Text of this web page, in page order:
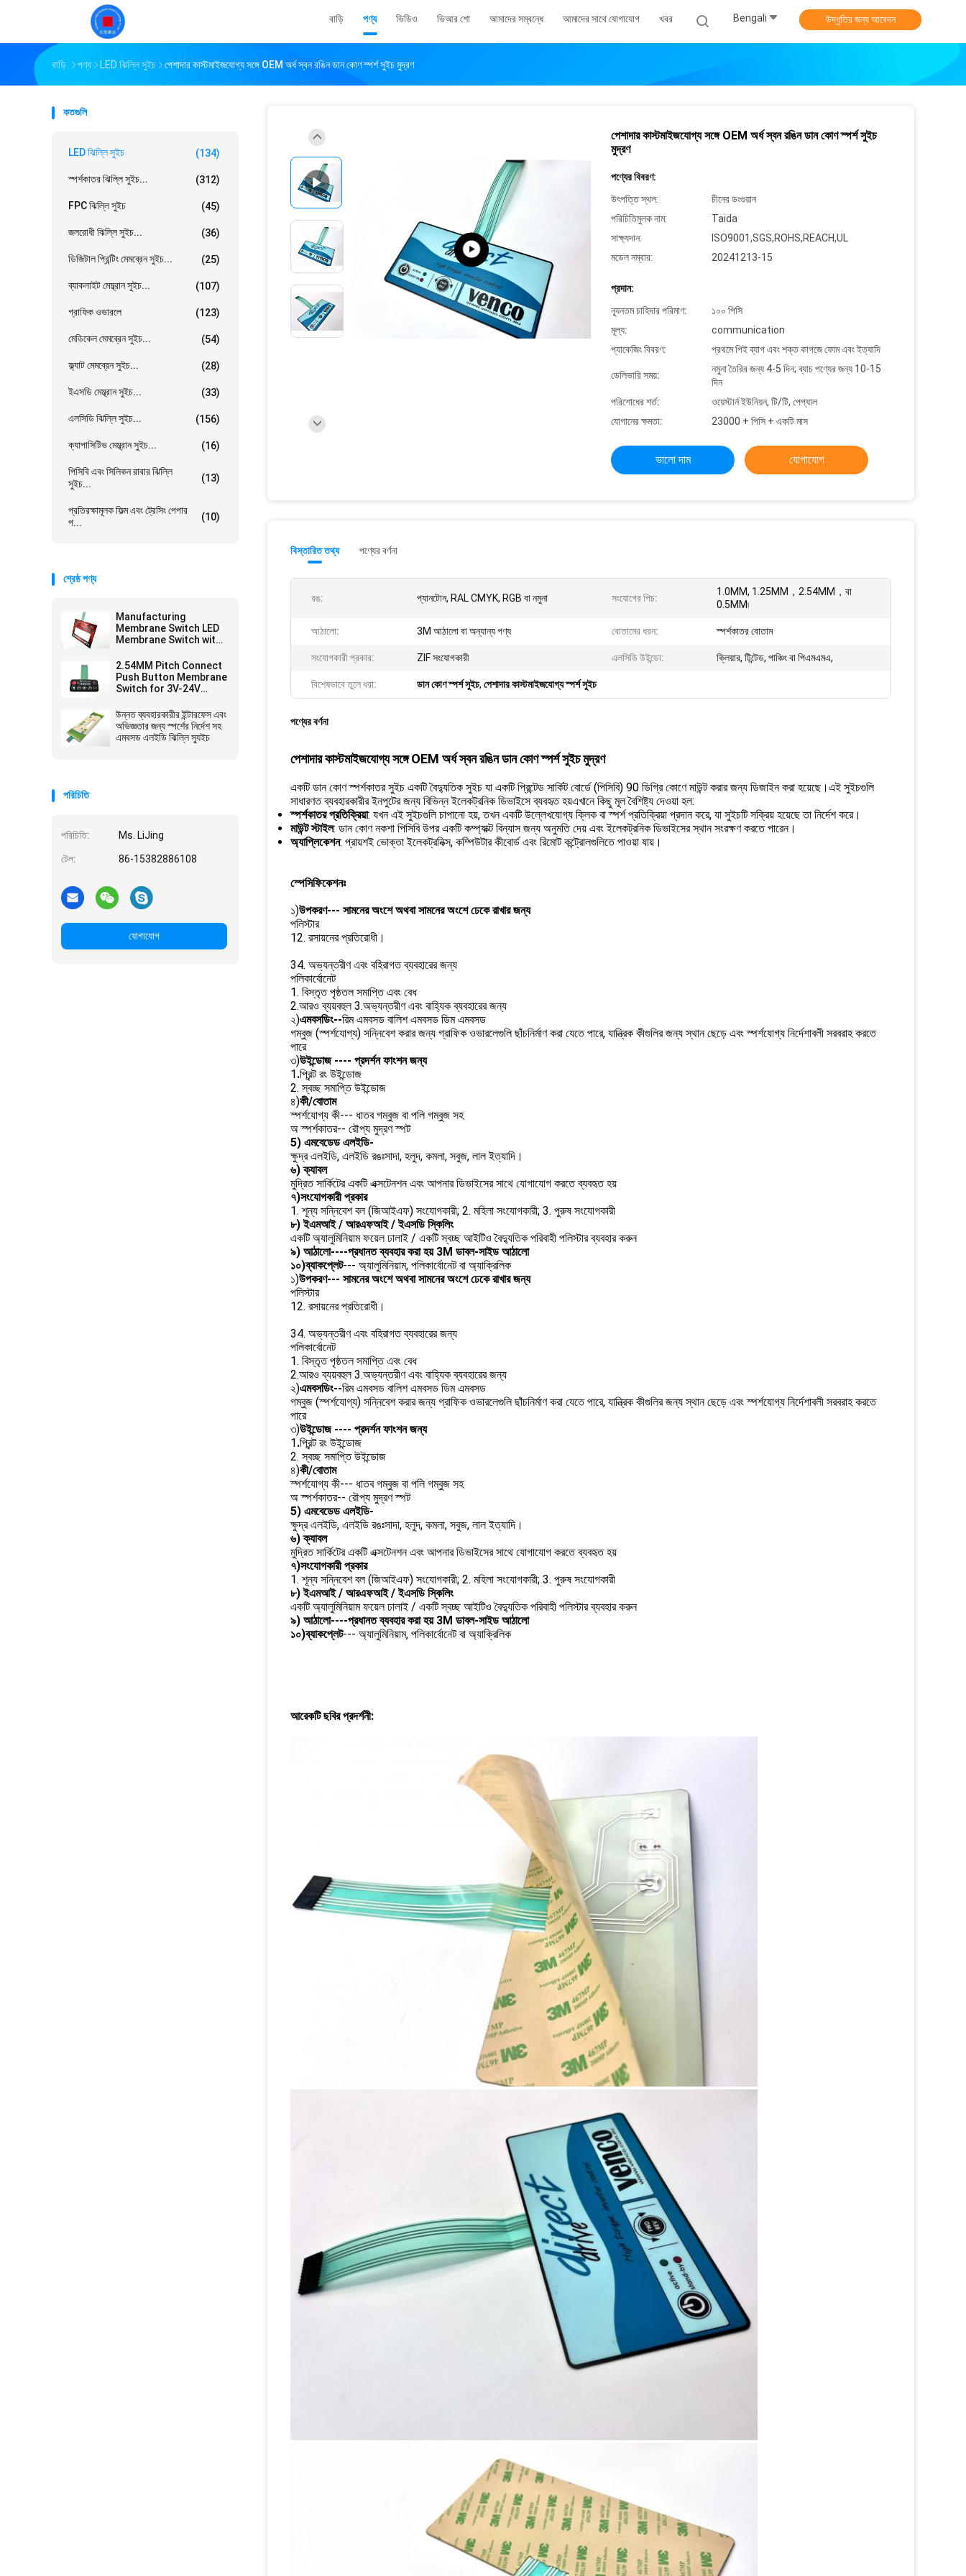
বাড়ি পণ্য ভিডিও ভিআর শো আমাদের সম্বন্ধে আমাদের সাথে যোগাযোগ খবর Bengali উদ্ধৃতির জন্য আবেদন
বাড়ি পণ্য LED ঝিল্লি সুইচ পেশাদার কাস্টমাইজযোগ্য সঙ্গে OEM অর্ধ স্বন রঙিন ডান কোণ স্পর্শ সুইচ মুদ্রণ
কতগুলি
LED ঝিল্লি সুইচ (134)
স্পর্শকাতর ঝিল্লি সুইচ... (312)
FPC ঝিল্লি সুইচ (45)
জলরোধী ঝিল্লি সুইচ... (36)
ডিজিটাল প্রিন্টিং মেমব্রেন সুইচ... (25)
ব্যাকলাইট মেম্ব্রান সুইচ... (107)
গ্রাফিক ওভারলে (123)
মেডিকেল মেমব্রেন সুইচ... (54)
ফ্ল্যাট মেমব্রেন সুইচ... (28)
ইএসডি মেম্ব্রান সুইচ... (33)
এলসিডি ঝিল্লি সুইচ... (156)
ক্যাপাসিটিভ মেম্ব্রান সুইচ... (16)
পিসিবি এবং সিলিকন রাবার ঝিল্লি
সুইচ...
(13)
প্রতিরক্ষামূলক ফিল্ম এবং ট্রেসিং পেপার
প...
(10)
শ্রেষ্ঠ পণ্য
Manufacturing
Membrane Switch LED
Membrane Switch with
Velvet Texture/Glossy
Surface Finish
2.54MM Pitch Connect
Push Button Membrane
Switch for 3V-24V
Efficiency Needs
উন্নত ব্যবহারকারীর ইন্টারফেস এবং
অভিজ্ঞতার জন্য স্পর্শের নির্দেশ সহ
এমবসড এলইডি ঝিল্লি স্যুইচ
পরিচিতি
পরিচিতি: Ms. LiJing
টেল: 86-15382886108
যোগাযোগ
পেশাদার কাস্টমাইজযোগ্য সঙ্গে OEM অর্ধ স্বন রঙিন ডান কোণ স্পর্শ সুইচ
মুদ্রণ
পণ্যের বিবরণ:
উৎপত্তি স্থল:
চীনের ডংগুয়ান
পরিচিতিমুলক নাম:
Taida
সাক্ষ্যদান:
ISO9001,SGS,ROHS,REACH,UL
মডেল নম্বার:
20241213-15
প্রদান:
ন্যূনতম চাহিদার পরিমাণ:
১০০ পিসি
মূল্য:
communication
প্যাকেজিং বিবরণ:
প্রথমে পিই ব্যাগ এবং শক্ত কাগজে ফোম এবং ইত্যাদি
ডেলিভারি সময়:
নমুনা তৈরির জন্য 4-5 দিন; ব্যাচ পণ্যের জন্য 10-15
দিন
পরিশোধের শর্ত:
ওয়েস্টার্ন ইউনিয়ন, টি/টি, পেপ্যাল
যোগানের ক্ষমতা:
23000 + পিসি + একটি মাস
ভালো দাম যোগাযোগ
বিস্তারিত তথ্য পণ্যের বর্ণনা
রঙ: প্যানটোন, RAL CMYK, RGB বা নমুনা সংযোগের পিচ:
1.0MM, 1.25MM，2.54MM，বা
0.5MM৷
আঠালো: 3M আঠালো বা অন্যান্য পণ্য বোতামের ধরন: স্পর্শকাতর বোতাম
সংযোগকারী প্রকার: ZIF সংযোগকারী এলসিডি উইন্ডো: ক্লিয়ার, টিন্টেড, পাঞ্চিং বা পিএমএমএ,
বিশেষভাবে তুলে ধরা: ডান কোণ স্পর্শ সুইচ, পেশাদার কাস্টমাইজযোগ্য স্পর্শ সুইচ
পণ্যের বর্ণনা
পেশাদার কাস্টমাইজযোগ্য সঙ্গে OEM অর্ধ স্বন রঙিন ডান কোণ স্পর্শ সুইচ মুদ্রণ
একটি ডান কোণ স্পর্শকাতর সুইচ একটি বৈদ্যুতিক সুইচ যা একটি প্রিন্টেড সার্কিট বোর্ডে (পিসিবি) 90 ডিগ্রি কোণে মাউন্ট করার জন্য ডিজাইন করা হয়েছে।এই সুইচগুলি
সাধারণত ব্যবহারকারীর ইনপুটের জন্য বিভিন্ন ইলেকট্রনিক ডিভাইসে ব্যবহৃত হয়এখানে কিছু মূল বৈশিষ্ট্য দেওয়া হল:
স্পর্শকাতর প্রতিক্রিয়া: যখন এই সুইচগুলি চাপানো হয়, তখন একটি উল্লেখযোগ্য ক্লিক বা স্পর্শ প্রতিক্রিয়া প্রদান করে, যা সুইচটি সক্রিয় হয়েছে তা নির্দেশ করে।
মাউন্ট স্টাইল: ডান কোণ নকশা পিসিবি উপর একটি কম্প্যাক্ট বিন্যাস জন্য অনুমতি দেয় এবং ইলেকট্রনিক ডিভাইসের স্থান সংরক্ষণ করতে পারেন।
অ্যাপ্লিকেশন: প্রায়শই ভোক্তা ইলেকট্রনিক্স, কম্পিউটার কীবোর্ড এবং রিমোট কন্ট্রোলগুলিতে পাওয়া যায়।
স্পেসিফিকেশনঃ
১)উপকরণ--- সামনের অংশে অথবা সামনের অংশে ঢেকে রাখার জন্য
পলিস্টার
12. রসায়নের প্রতিরোধী।
34. অভ্যন্তরীণ এবং বহিরাগত ব্যবহারের জন্য
পলিকার্বোনেট
1. বিস্তৃত পৃষ্ঠতল সমাপ্তি এবং বেধ
2.আরও ব্যয়বহুল 3.অভ্যন্তরীণ এবং বাহ্যিক ব্যবহারের জন্য
২)এমবসডিং--রিম এমবসড বালিশ এমবসড ডিম এমবসড
গম্বুজ (স্পর্শযোগ্য) সন্নিবেশ করার জন্য গ্রাফিক ওভারলেগুলি ছাঁচনির্মাণ করা যেতে পারে, যান্ত্রিক কীগুলির জন্য স্থান ছেড়ে এবং স্পর্শযোগ্য নির্দেশাবলী সরবরাহ করতে
পারে
৩)উইন্ডোজ ---- প্রদর্শন ফাংশন জন্য
1.প্রিন্ট রং উইন্ডোজ
2. স্বচ্ছ সমাপ্তি উইন্ডোজ
৪)কী/বোতাম
স্পর্শযোগ্য কী--- ধাতব গম্বুজ বা পলি গম্বুজ সহ
অ স্পর্শকাতর-- রৌপ্য মুদ্রণ স্পট
5) এমবেডেড এলইডি-
ক্ষুদ্র এলইডি, এলইডি রঙঃসাদা, হলুদ, কমলা, সবুজ, লাল ইত্যাদি।
৬) ক্যাবল
মুদ্রিত সার্কিটের একটি এক্সটেনশন এবং আপনার ডিভাইসের সাথে যোগাযোগ করতে ব্যবহৃত হয়
৭)সংযোগকারী প্রকার
1. শূন্য সন্নিবেশ বল (জিআইএফ) সংযোগকারী; 2. মহিলা সংযোগকারী; 3. পুরুষ সংযোগকারী
৮) ইএমআই / আরএফআই / ইএসডি স্কিলিং
একটি অ্যালুমিনিয়াম ফয়েল ঢালাই / একটি স্বচ্ছ আইটিও বৈদ্যুতিক পরিবাহী পলিস্টার ব্যবহার করুন
৯) আঠালো----প্রধানত ব্যবহার করা হয় 3M ডাবল-সাইড আঠালো
১০)ব্যাকপ্লেট--- অ্যালুমিনিয়াম, পলিকার্বোনেট বা অ্যাক্রিলিক
১)উপকরণ--- সামনের অংশে অথবা সামনের অংশে ঢেকে রাখার জন্য
পলিস্টার
12. রসায়নের প্রতিরোধী।
34. অভ্যন্তরীণ এবং বহিরাগত ব্যবহারের জন্য
পলিকার্বোনেট
1. বিস্তৃত পৃষ্ঠতল সমাপ্তি এবং বেধ
2.আরও ব্যয়বহুল 3.অভ্যন্তরীণ এবং বাহ্যিক ব্যবহারের জন্য
২)এমবসডিং--রিম এমবসড বালিশ এমবসড ডিম এমবসড
গম্বুজ (স্পর্শযোগ্য) সন্নিবেশ করার জন্য গ্রাফিক ওভারলেগুলি ছাঁচনির্মাণ করা যেতে পারে, যান্ত্রিক কীগুলির জন্য স্থান ছেড়ে এবং স্পর্শযোগ্য নির্দেশাবলী সরবরাহ করতে
পারে
৩)উইন্ডোজ ---- প্রদর্শন ফাংশন জন্য
1.প্রিন্ট রং উইন্ডোজ
2. স্বচ্ছ সমাপ্তি উইন্ডোজ
৪)কী/বোতাম
স্পর্শযোগ্য কী--- ধাতব গম্বুজ বা পলি গম্বুজ সহ
অ স্পর্শকাতর-- রৌপ্য মুদ্রণ স্পট
5) এমবেডেড এলইডি-
ক্ষুদ্র এলইডি, এলইডি রঙঃসাদা, হলুদ, কমলা, সবুজ, লাল ইত্যাদি।
৬) ক্যাবল
মুদ্রিত সার্কিটের একটি এক্সটেনশন এবং আপনার ডিভাইসের সাথে যোগাযোগ করতে ব্যবহৃত হয়
৭)সংযোগকারী প্রকার
1. শূন্য সন্নিবেশ বল (জিআইএফ) সংযোগকারী; 2. মহিলা সংযোগকারী; 3. পুরুষ সংযোগকারী
৮) ইএমআই / আরএফআই / ইএসডি স্কিলিং
একটি অ্যালুমিনিয়াম ফয়েল ঢালাই / একটি স্বচ্ছ আইটিও বৈদ্যুতিক পরিবাহী পলিস্টার ব্যবহার করুন
৯) আঠালো----প্রধানত ব্যবহার করা হয় 3M ডাবল-সাইড আঠালো
১০)ব্যাকপ্লেট--- অ্যালুমিনিয়াম, পলিকার্বোনেট বা অ্যাক্রিলিক
আরেকটি ছবির প্রদর্শনী: